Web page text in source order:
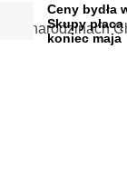
o narodzinach
Ceny bydła
Skupy
koniec maja